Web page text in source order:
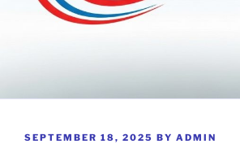
POSTED
SEPTEMBER 18, 2025 BY ADMIN